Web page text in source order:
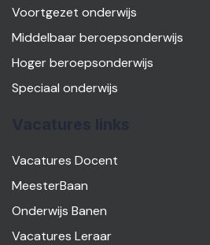
Voortgezet onderwijs
Middelbaar beroepsonderwijs
Hoger beroepsonderwijs
Speciaal onderwijs
Vacatures Docent
MeesterBaan
Onderwijs Banen
Vacatures Leraar